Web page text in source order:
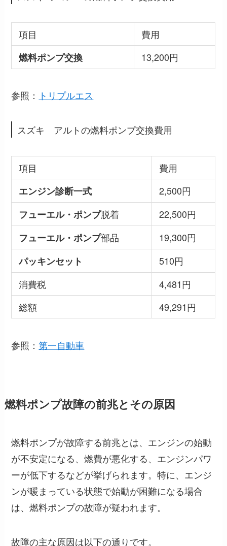
項目
費用
燃料ポンプ交換
13,200円
参照： トリプルエス
スズキ アルトの燃料ポンプ交換費用
項目
費用
エンジン診断一式
2,500円
フューエル・ポンプ脱着
22,500円
フューエル・ポンプ部品
19,300円
パッキンセット
510円
消費税
4,481円
総額
49,291円
参照：第一自動車
燃料ポンプ故障の前兆とその原因
燃料ポンプが故障する前兆とは、エンジンの始動
が不安定になる、燃費が悪化する、エンジンパワ
ーが低下するなどが挙げられます。特に、エンジ
ンが暖まっている状態で始動が困難になる場合
は、燃料ポンプの故障が疑われます。
故障の主な原因は以下の通りです。